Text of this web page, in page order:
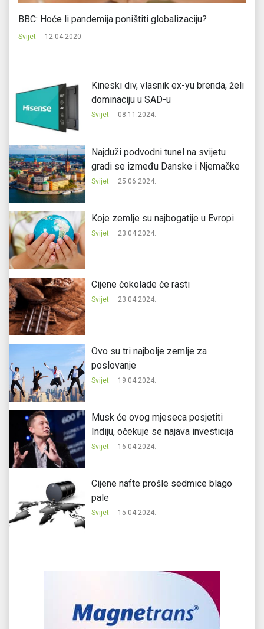
BBC: Hoće li pandemija poništiti globalizaciju?
Svijet 12.04.2020.
Kineski div, vlasnik ex-yu brenda, želi
dominaciju u SAD-u
Svijet 08.11.2024.
Najduži podvodni tunel na svijetu
gradi se između Danske i Njemačke
Svijet 25.06.2024.
Koje zemlje su najbogatije u Evropi
Svijet 23.04.2024.
Cijene čokolade će rasti
Svijet 23.04.2024.
Ovo su tri najbolje zemlje za
poslovanje
Svijet 19.04.2024.
Musk će ovog mjeseca posjetiti
Indiju, očekuje se najava investicija
Svijet 16.04.2024.
Cijene nafte prošle sedmice blago
pale
Svijet 15.04.2024.